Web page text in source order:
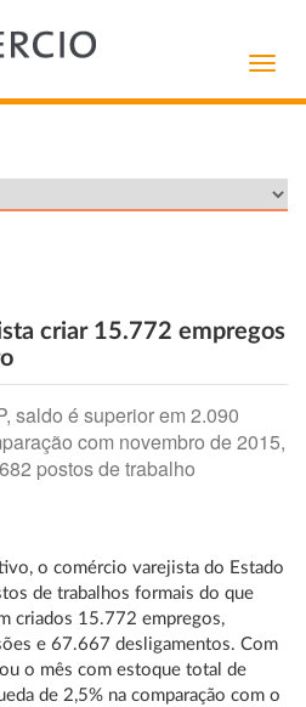
criar 15.772 empregos
saldo é superior em 2.090
com novembro de 2015,
postos de trabalho
o comércio varejista do Estado
de trabalhos formais do que
criados 15.772 empregos,
e 67.667 desligamentos. Com
o mês com estoque total de
de 2,5% na comparação com o